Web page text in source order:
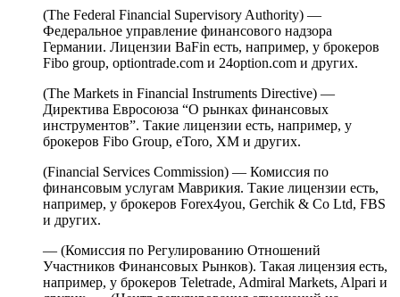
(The Federal Financial Supervisory Authority) —
Федеральное управление финансового надзора
Германии. Лицензии BaFin есть, например, у брокеров
Fibo group, optiontrade.com и 24option.com и других.
(The Markets in Financial Instruments Directive) —
Директива Евросоюза “O рынках финансовых
инструментов”. Такие лицензии есть, например, у
брокеров Fibo Group, eToro, XM и других.
(Financial Services Commission) — Комиссия по
финансовым услугам Маврикия. Такие лицензии есть,
например, у брокеров Forex4you, Gerchik & Co Ltd, FBS
и других.
— (Комиссия по Регулированию Отношений
Участников Финансовых Рынков). Такая лицензия есть,
например, у брокеров Teletrade, Admiral Markets, Alpari и